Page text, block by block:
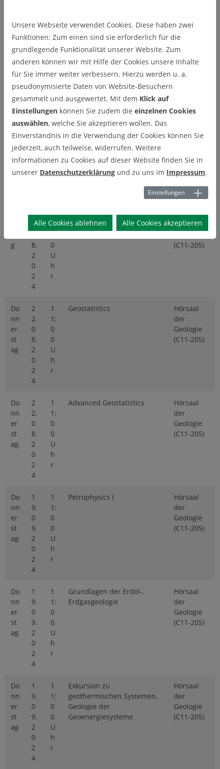
Mi
tt
w
oc
h
1
7.
0
2
0
2
4
0
8:
3
U
h
r
Probenahmetechnik in
Wasser, Boden und
Festgestein
Hörsaal
der
Geologie
Fr
ag
1
0
7.
2
0
1
0
0
U
h
Einführung in die
Geowissenschaften I
Geologie
g
1
9.
8.
2
0
2
4
1
1:
0
U
h
r
Einführung in die
Geowissenschaften II
Hörsaal
der
(C11-205)
Do
nn
er
st
ag
2
2.
0
8.
2
0
2
4
1
1:
0
0
U
h
r
Geostatistics
Hörsaal
der
Geologie
(C11-205)
Do
nn
er
st
ag
2
2.
0
8.
2
0
2
4
1
1:
0
0
U
h
r
Advanced Geostatistics
Hörsaal
der
Geologie
(C11-205)
Do
nn
er
st
ag
1
9.
0
9.
2
0
2
4
1
1:
0
0
U
h
r
Petrophysics I
Hörsaal
der
Geologie
(C11-205)
Do
nn
er
st
ag
1
9.
0
9.
2
0
2
4
1
1:
0
0
U
h
r
Grundlagen der Erdöl-,
Erdgasgeologie
Hörsaal
der
Geologie
(C11-205)
Do
nn
er
st
ag
1
9.
0
9.
2
0
2
4
1
1:
0
0
U
h
r
Exkursion zu
geothermischen Systemen,
Geologie der
Geoenergiesysteme
Hörsaal
der
Geologie
(C11-205)
Unsere Webseite verwendet Cookies. Diese haben zwei
Funktionen: Zum einen sind sie erforderlich für die
grundlegende Funktionalität unserer Website. Zum
anderen können wir mit Hilfe der Cookies unsere Inhalte
für Sie immer weiter verbessern. Hierzu werden u. a.
pseudonymisierte Daten von Website-Besuchern
gesammelt und ausgewertet. Mit dem Klick auf
Einstellungen können Sie zudem die einzelnen Cookies
auswählen, welche Sie akzeptieren wollen. Das
Einverständnis in die Verwendung der Cookies können Sie
jederzeit, auch teilweise, widerrufen. Weitere
Informationen zu Cookies auf dieser Website finden Sie in
unserer Datenschutzerklärung und zu uns im Impressum.
Einstellungen
Alle Cookies ablehnen Alle Cookies akzeptieren